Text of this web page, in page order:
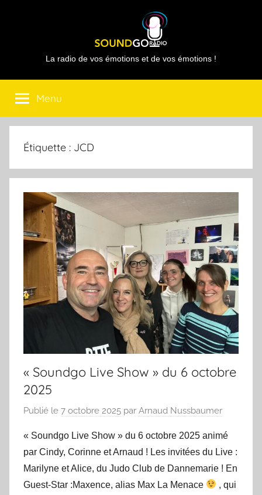
Sound
Go
Radio
La radio de vos émotions et de vos émotions !
Menu
Étiquette : JCD
« Soundgo Live Show » du 6 octobre
2025
Publié le 7 octobre 2025 par Arnaud Nussbaumer
« Soundgo Live Show » du 6 octobre 2025 animé
par Cindy, Corinne et Arnaud ! Les invitées du Live :
Marilyne et Alice, du Judo Club de Dannemarie ! En
Guest-Star :Maxence, alias Max La Menace
, qui